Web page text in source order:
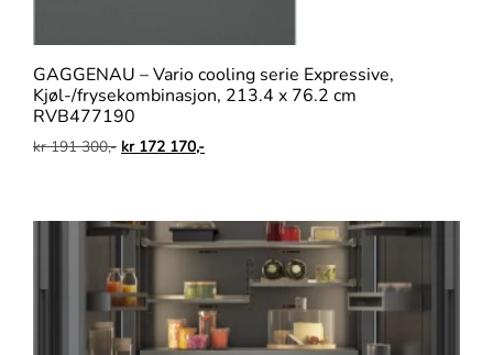
GAGGENAU – Vario cooling serie Expressive,
Kjøl-/frysekombinasjon, 213.4 x 76.2 cm
RVB477190
kr191 300,- kr172 170,-